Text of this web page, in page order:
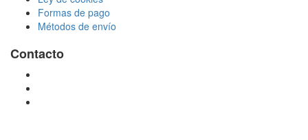
Formas de pago
Métodos de envío
Contacto